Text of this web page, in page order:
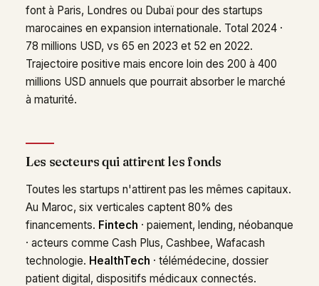
font à Paris, Londres ou Dubaï pour des startups
marocaines en expansion internationale. Total 2024 ·
78 millions USD, vs 65 en 2023 et 52 en 2022.
Trajectoire positive mais encore loin des 200 à 400
millions USD annuels que pourrait absorber le marché
à maturité.
Les secteurs qui attirent les fonds
Toutes les startups n'attirent pas les mêmes capitaux.
Au Maroc, six verticales captent 80% des
financements. Fintech · paiement, lending, néobanque
· acteurs comme Cash Plus, Cashbee, Wafacash
technologie. HealthTech · télémédecine, dossier
patient digital, dispositifs médicaux connectés.